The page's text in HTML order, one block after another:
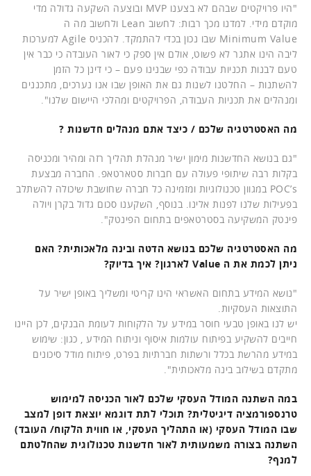
"היו פרויקטים שבהם לא בצענו MVP ובוצעה השקעה גדולה מדי
מוקדם מידי. למדנו מכך רבות: לחשוב Lean ולחשוב מה ה
Minimum Value שבו נכון בכדי להתמקד. להכניס Agile למערכות
ליבה הינו אתגר לא פשוט, אולם אין ספק כי לאור העובדה כי כבר אין
טעם לבנות תכניות עבודה כפי שבנינו פעם – כי דינן כל הזמן
להשתנות – החלטנו לשנות גם את האופן שבו אנו נערכים, מתכננים
ומנהלים את תכניות העבודה, הפרויקטים ומהלכי היישום שלנו".
מה האסטרטגיה שלכם / כיצד אתם מנהלים חדשנות ?
"גם בנושא החדשנות מימון ישיר מנהלת תהליך רזה ומהיר ומכניסה
בקלות רבה שיתופי פעולה עם חברות סטארטאפ. החברה מבצעת
POC’s במגוון טכנולוגיות ומזמינה כל חברה שחושבת שיכולה להשתלב
בפעילות שלנו לפנות אלינו. בנוסף, השקענו סכום גדול בקרן ויולה
פינטק המשקיעה בסטרטאפים בתחום הפינטק".
מה האסטרטגיה שלכם בנושא הדטה ובינה מלאכותית? האם
ניתן לכמת את ה Value לארגון? איך בדיוק?
"נושא המידע בתחום האשראי הינו קריטי ומשליך באופן ישיר על
התוצאות העסקיות.
יש לנו באופן טבעי חוסר במידע על הלקוחות לעומת הבנקים, לכן היינו
חייבים להשקיע בפיתוח עולמות איסוף וניתוח המידע , כגון: שימוש
במידע מהרשת בכלל ורשתות חברתיות בפרט, פיתוח מודל סיכונים
מתקדם בשילוב בינה מלאכותית".
במה השתנה המודל העסקי שלכם לאור הכניסה למימוש
טרנספורמציה דיגיטלית? תוכלי לתת דוגמא יוצאת דופן למצב
שבו המודל העסקי (או התהליך העסקי, או חווית הלקוח/ העובד)
השתנה בצורה משמעותית לאור חדשנות טכנולוגית שהחלטתם
למנף?